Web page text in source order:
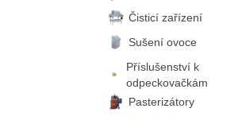
Čisticí zařízení
Sušení ovoce
Příslušenství k
odpeckovačkám
Pasterizátory